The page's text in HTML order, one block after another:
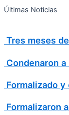
Ir
Últimas Noticias
Tres meses
Condenaron
Formalizado
Formalizaron
Search